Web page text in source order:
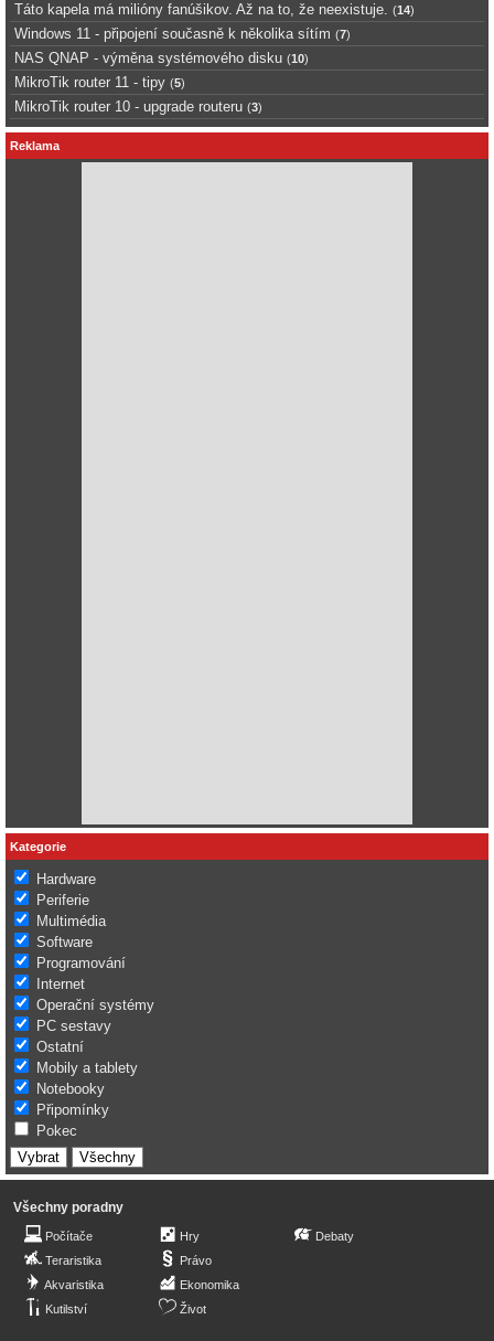
Táto kapela má milióny fanúšikov. Až na to, že neexistuje. (14)
Windows 11 - připojení současně k několika sítím (7)
NAS QNAP - výměna systémového disku (10)
MikroTik router 11 - tipy (5)
MikroTik router 10 - upgrade routeru (3)
Reklama
Kategorie
Hardware
Periferie
Multimédia
Software
Programování
Internet
Operační systémy
PC sestavy
Ostatní
Mobily a tablety
Notebooky
Připomínky
Pokec
Všechny poradny
Počítače
Teraristika
Akvaristika
Kutilství
Hry
Právo
Ekonomika
Život
Debaty